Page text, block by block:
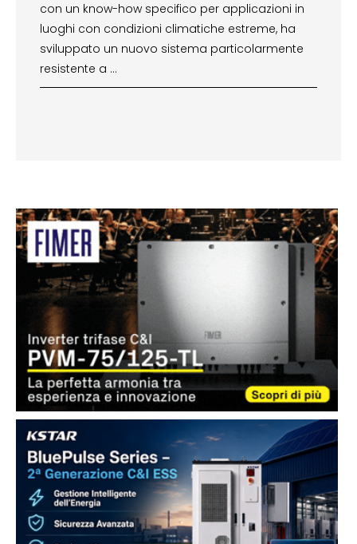
con un know-how specifico per applicazioni in
luoghi con condizioni climatiche estreme, ha
sviluppato un nuovo sistema particolarmente
resistente a …